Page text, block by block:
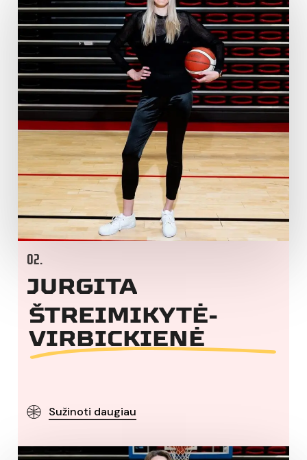
02.
JURGITA
ŠTREIMIKYTĖ-
VIRBICKIENĖ
Sužinoti daugiau